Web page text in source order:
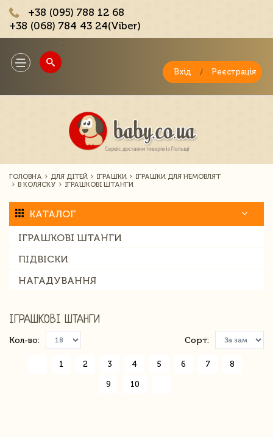
+38 (095) 788 12 68
+38 (068) 784 43 24(Viber)
Toggle
navigation
Вхід / Реєстрація
ГОЛОВНА ДЛЯ ДІТЕЙ ІГРАШКИ
ІГРАШКИ ДЛЯ НЕМОВЛЯТ
В КОЛЯСКУ
ІГРАШКОВІ ШТАНГИ
КАТАЛОГ
ІГРАШКОВІ ШТАНГИ
ПІДВІСКИ
НАГАДУВАННЯ
ІГРАШКОВІ ШТАНГИ
Кол-во: Сорт:
1 2 3 4 5 6 7 8
9 10